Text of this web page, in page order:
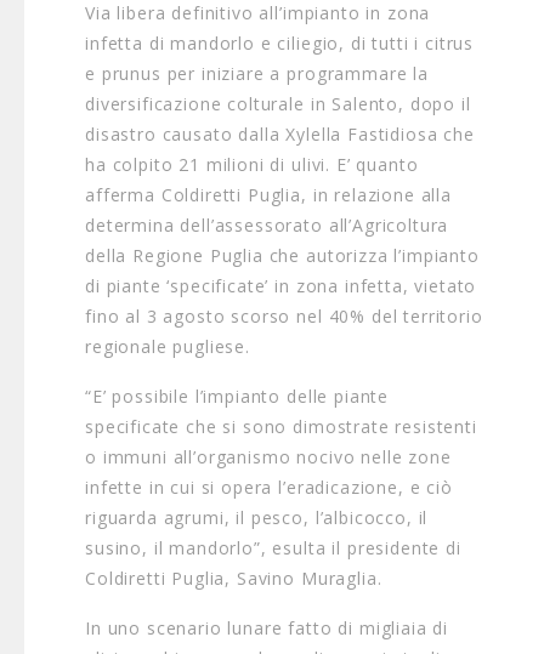
Via libera definitivo all’impianto in zona
infetta di mandorlo e ciliegio, di tutti i citrus
e prunus per iniziare a programmare la
diversificazione colturale in Salento, dopo il
disastro causato dalla Xylella Fastidiosa che
ha colpito 21 milioni di ulivi. E’ quanto
afferma Coldiretti Puglia, in relazione alla
determina dell’assessorato all’Agricoltura
della Regione Puglia che autorizza l’impianto
di piante ‘specificate’ in zona infetta, vietato
fino al 3 agosto scorso nel 40% del territorio
regionale pugliese.
“E’ possibile l’impianto delle piante
specificate che si sono dimostrate resistenti
o immuni all’organismo nocivo nelle zone
infette in cui si opera l’eradicazione, e ciò
riguarda agrumi, il pesco, l’albicocco, il
susino, il mandorlo”, esulta il presidente di
Coldiretti Puglia, Savino Muraglia.
In uno scenario lunare fatto di migliaia di